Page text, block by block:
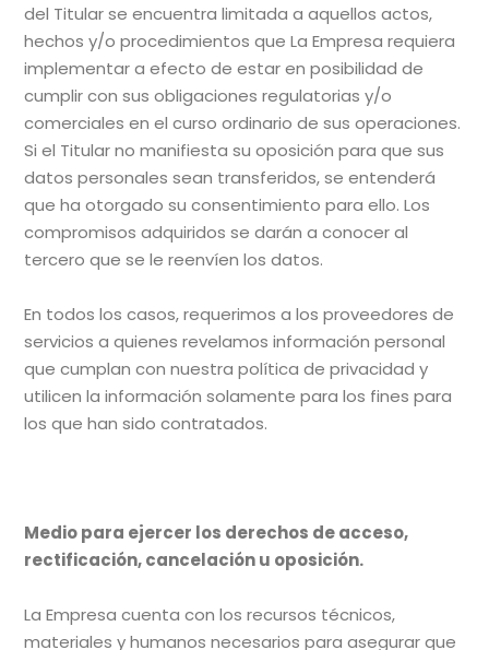
del Titular se encuentra limitada a aquellos actos,
hechos y/o procedimientos que La Empresa requiera
implementar a efecto de estar en posibilidad de
cumplir con sus obligaciones regulatorias y/o
comerciales en el curso ordinario de sus operaciones.
Si el Titular no manifiesta su oposición para que sus
datos personales sean transferidos, se entenderá
que ha otorgado su consentimiento para ello. Los
compromisos adquiridos se darán a conocer al
tercero que se le reenvíen los datos.
En todos los casos, requerimos a los proveedores de
servicios a quienes revelamos información personal
que cumplan con nuestra política de privacidad y
utilicen la información solamente para los fines para
los que han sido contratados.
Medio para ejercer los derechos de acceso,
rectificación, cancelación u oposición.
La Empresa cuenta con los recursos técnicos,
materiales y humanos necesarios para asegurar que